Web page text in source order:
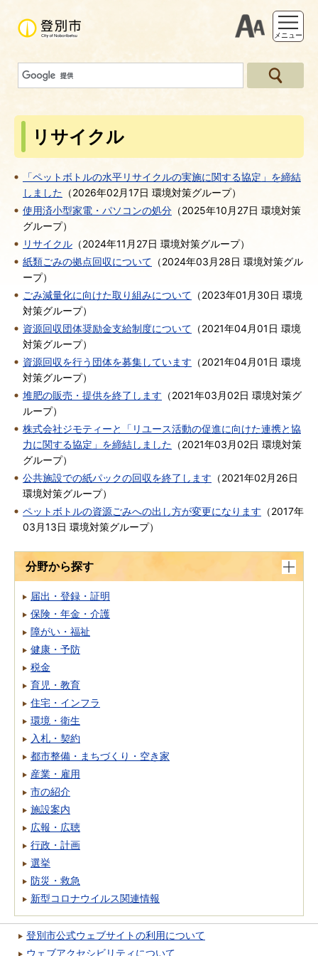
支援ツー
メニュー
リサイクル
「ペットボトルの水平リサイクルの実施に関する協定」を締結
しました （2026年02月17日 環境対策グループ）
使用済小型家電・パソコンの処分 （2025年10月27日 環境対策
グループ）
リサイクル （2024年11月27日 環境対策グループ）
紙類ごみの拠点回収について （2024年03月28日 環境対策グル
ープ）
ごみ減量化に向けた取り組みについて （2023年01月30日 環境
対策グループ）
資源回収団体奨励金支給制度について （2021年04月01日 環境
対策グループ）
資源回収を行う団体を募集しています （2021年04月01日 環境
対策グループ）
堆肥の販売・提供を終了します （2021年03月02日 環境対策グ
ループ）
株式会社ジモティーと「リユース活動の促進に向けた連携と協
力に関する協定」を締結しました （2021年03月02日 環境対策
グループ）
公共施設での紙パックの回収を終了します （2021年02月26日
環境対策グループ）
ペットボトルの資源ごみへの出し方が変更になります （2017年
03月13日 環境対策グループ）
分野から探す
届出・登録・証明
保険・年金・介護
障がい・福祉
健康・予防
税金
育児・教育
住宅・インフラ
環境・衛生
入札・契約
都市整備・まちづくり・空き家
産業・雇用
市の紹介
施設案内
広報・広聴
行政・計画
選挙
防災・救急
新型コロナウイルス関連情報
登別市公式ウェブサイトの利用について
ウェブアクセシビリティについて